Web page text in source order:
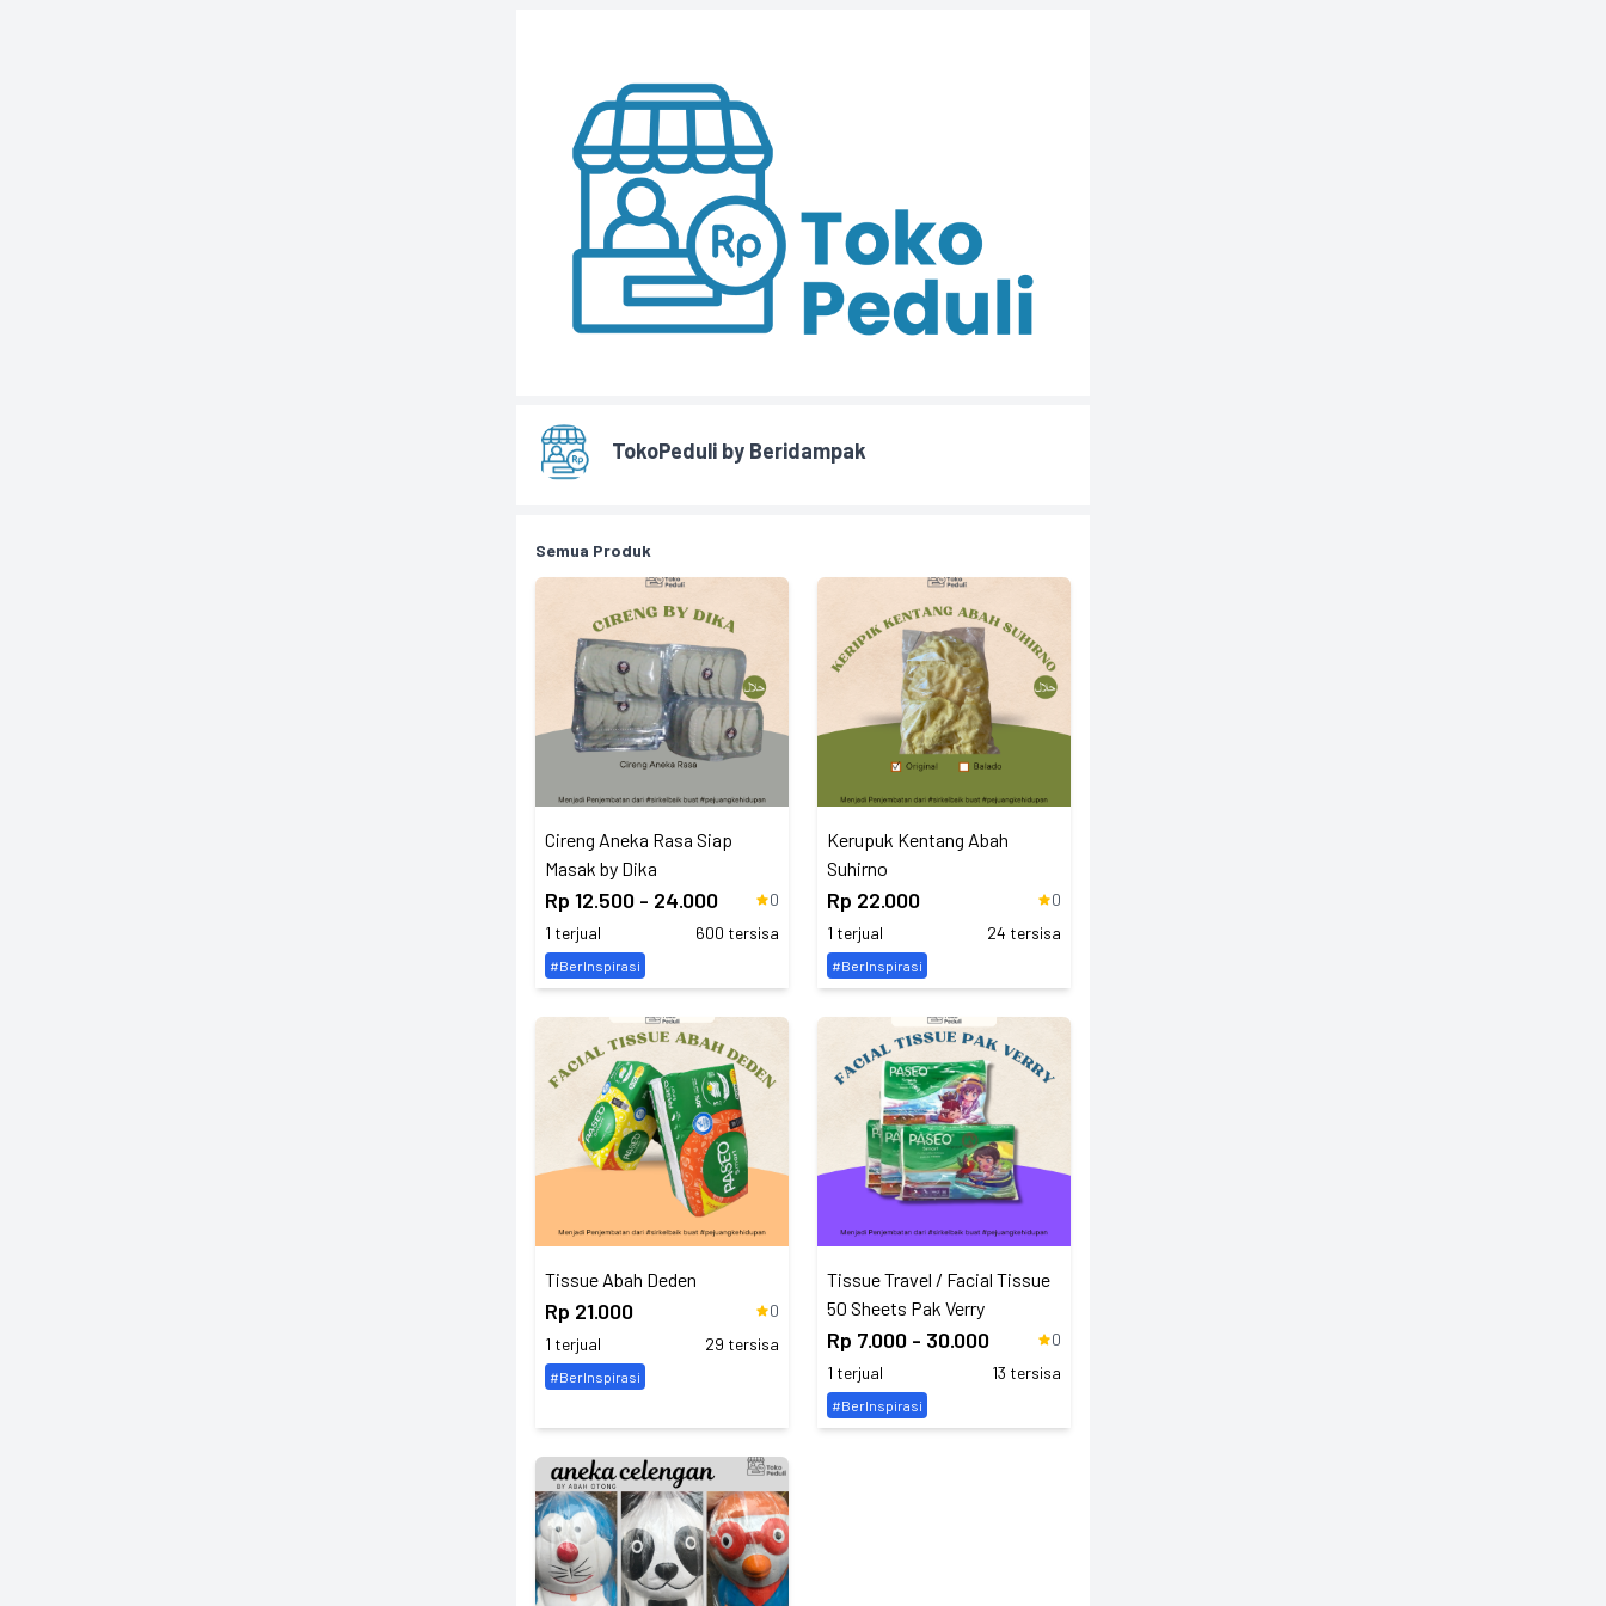
TokoPeduli by Beridampak
Semua Produk
Cireng Aneka Rasa Siap
Masak by Dika
Rp 12.500 - 24.000
0
1 terjual
600 tersisa
#BerInspirasi
Kerupuk Kentang Abah
Suhirno
Rp 22.000
0
1 terjual
24 tersisa
#BerInspirasi
Tissue Abah Deden
Rp 21.000
0
1 terjual
29 tersisa
#BerInspirasi
Tissue Travel / Facial Tissue
50 Sheets Pak Verry
Rp 7.000 - 30.000
0
1 terjual
13 tersisa
#BerInspirasi